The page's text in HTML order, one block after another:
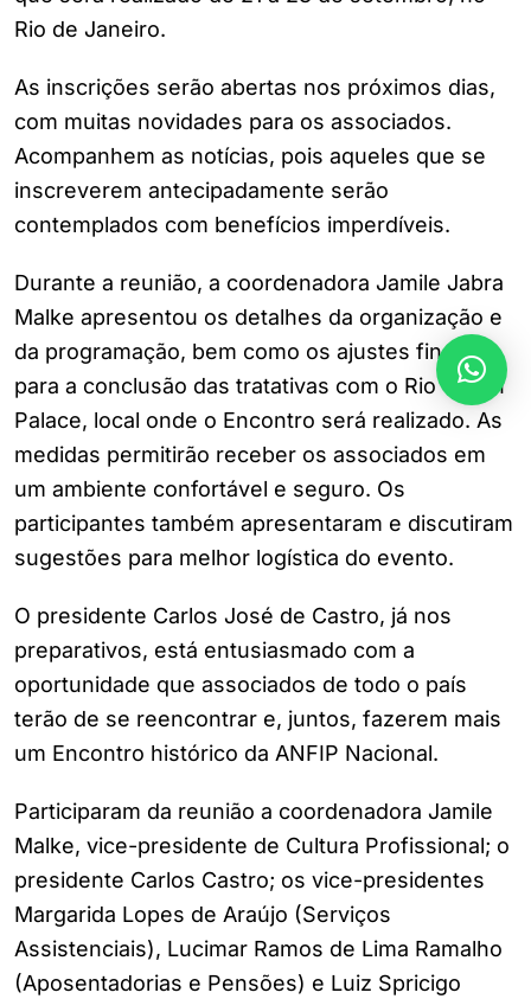
Rio de Janeiro.
As inscrições serão abertas nos próximos dias,
com muitas novidades para os associados.
Acompanhem as notícias, pois aqueles que se
inscreverem antecipadamente serão
contemplados com benefícios imperdíveis.
Durante a reunião, a coordenadora Jamile Jabra
Malke apresentou os detalhes da organização e
da programação, bem como os ajustes finais
para a conclusão das tratativas com o Rio Othon
Palace, local onde o Encontro será realizado. As
medidas permitirão receber os associados em
um ambiente confortável e seguro. Os
participantes também apresentaram e discutiram
sugestões para melhor logística do evento.
O presidente Carlos José de Castro, já nos
preparativos, está entusiasmado com a
oportunidade que associados de todo o país
terão de se reencontrar e, juntos, fazerem mais
um Encontro histórico da ANFIP Nacional.
Participaram da reunião a coordenadora Jamile
Malke, vice-presidente de Cultura Profissional; o
presidente Carlos Castro; os vice-presidentes
Margarida Lopes de Araújo (Serviços
Assistenciais), Lucimar Ramos de Lima Ramalho
(Aposentadorias e Pensões) e Luiz Spricigo